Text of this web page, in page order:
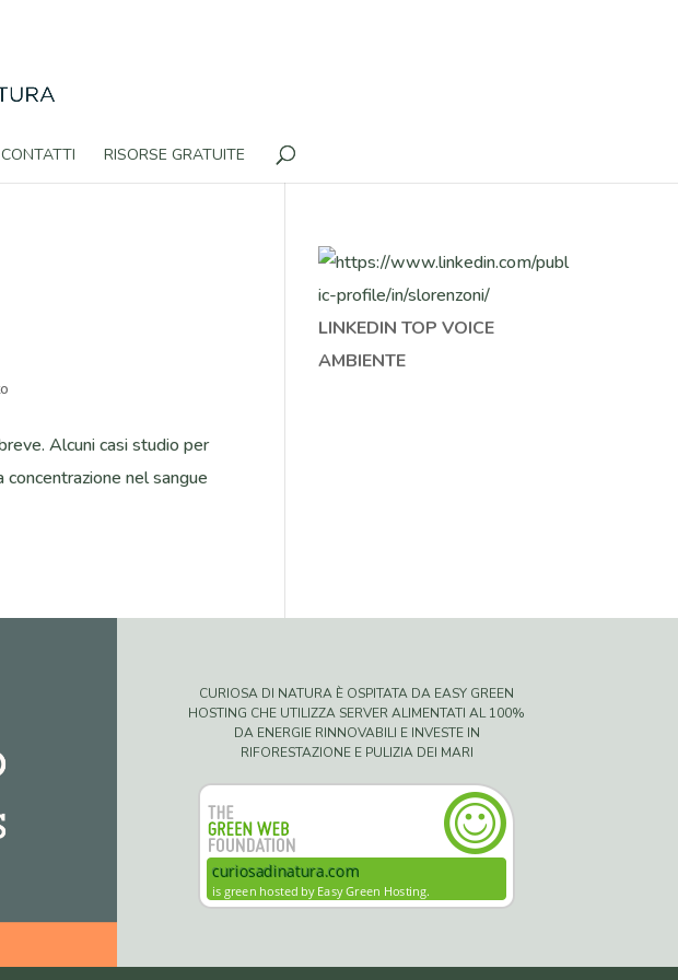
CONTATTI RISORSE GRATUITE
Alcuni casi studio per
nel sangue
LINKEDIN TOP VOICE
AMBIENTE
CURIOSA DI NATURA È OSPITATA DA EASY GREEN
HOSTING CHE UTILIZZA SERVER ALIMENTATI AL 100%
DA ENERGIE RINNOVABILI E INVESTE IN
RIFORESTAZIONE E PULIZIA DEI MARI